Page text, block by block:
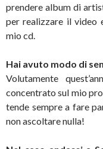
prendere album di
per realizzare il video
mio cd.
Hai avuto modo di
Volutamente
concentrato sul mio
tende sempre a fare
non ascoltare nulla!